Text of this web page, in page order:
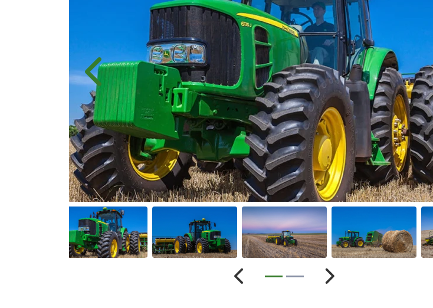
Anterior
Anterior Próximo